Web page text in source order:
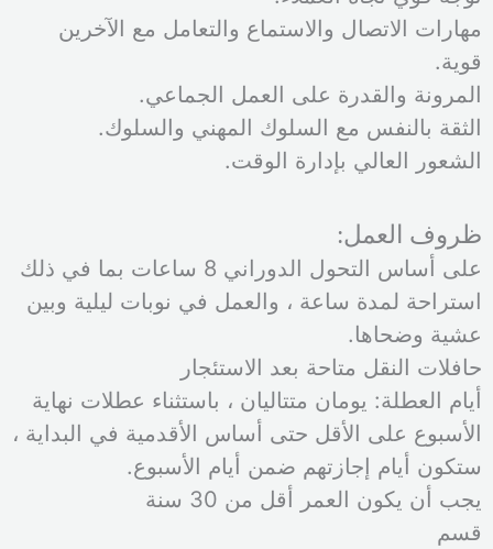
مهارات الاتصال والاستماع والتعامل مع الآخرين
قوية.
المرونة والقدرة على العمل الجماعي.
الثقة بالنفس مع السلوك المهني والسلوك.
الشعور العالي بإدارة الوقت.
ظروف العمل:
على أساس التحول الدوراني 8 ساعات بما في ذلك
استراحة لمدة ساعة ، والعمل في نوبات ليلية وبين
عشية وضحاها.
حافلات النقل متاحة بعد الاستئجار
أيام العطلة: يومان متتاليان ، باستثناء عطلات نهاية
الأسبوع على الأقل حتى أساس الأقدمية في البداية ،
ستكون أيام إجازتهم ضمن أيام الأسبوع.
يجب أن يكون العمر أقل من 30 سنة
قسم